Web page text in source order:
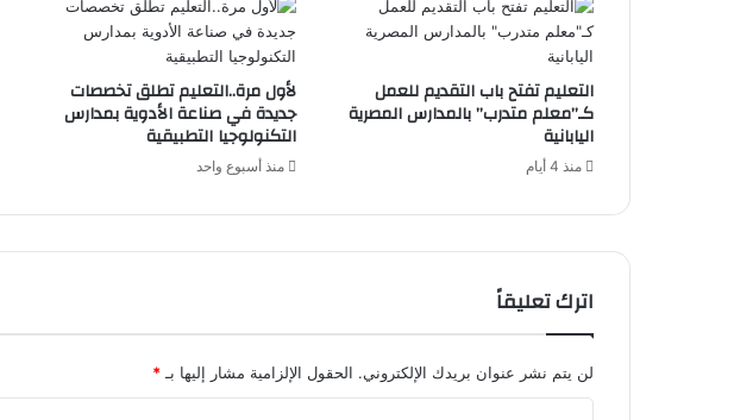
التعليم تفتح باب التقديم للعمل
كـ”معلم متدرب” بالمدارس المصرية
اليابانية
منذ 4 أيام
لأول مرة..التعليم تطلق تخصصات
جديدة في صناعة الأدوية بمدارس
التكنولوجيا التطبيقية
منذ أسبوع واحد
اترك تعليقاً
لن يتم نشر عنوان بريدك الإلكتروني. الحقول الإلزامية مشار إليها بـ *